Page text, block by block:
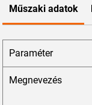
Műszaki adatok
Paraméter
Megnevezés